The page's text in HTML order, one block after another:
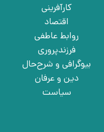
کارآفرینی
اقتصاد
روابط عاطفی
فرزندپروری
بیوگرافی و شرح‌حال
دین و عرفان
سیاست